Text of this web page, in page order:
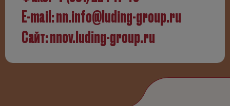
E-mail:nn.info@luding-group.ru
Сайт:nnov.luding-group.ru